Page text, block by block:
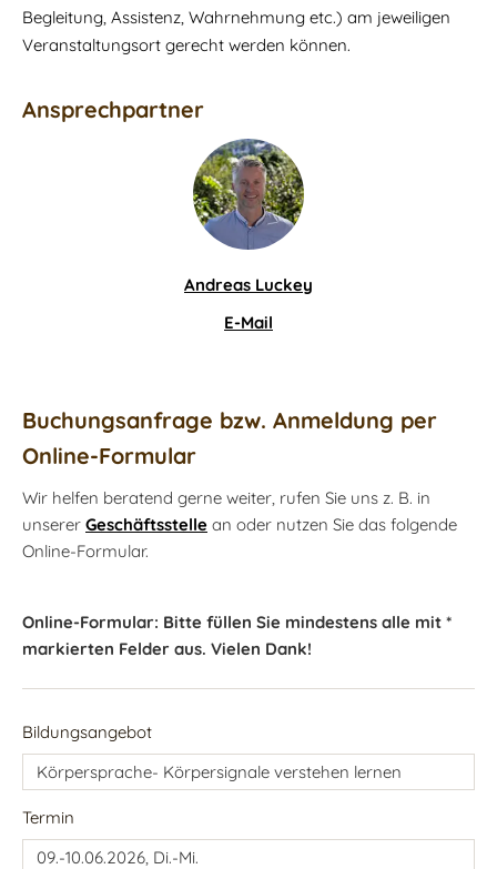
Begleitung, Assistenz, Wahrnehmung etc.) am jeweiligen
Veranstaltungsort gerecht werden können.
Ansprechpartner
Andreas Luckey
E-Mail
Buchungsanfrage bzw. Anmeldung per
Online-Formular
Wir helfen beratend gerne weiter, rufen Sie uns z. B. in
unserer Geschäftsstelle an oder nutzen Sie das folgende
Online-Formular.
Online-Formular: Bitte füllen Sie mindestens alle mit *
markierten Felder aus. Vielen Dank!
Bildungsangebot
Termin